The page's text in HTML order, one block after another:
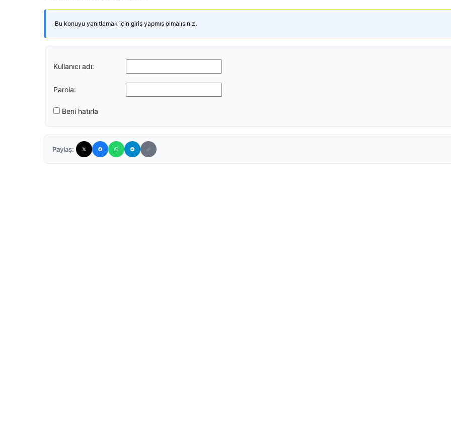
Bu konuyu yanıtlamak için giriş yapmış olmalısınız.
Kullanıcı adı:
Parola:
Beni hatırla
Paylaş: